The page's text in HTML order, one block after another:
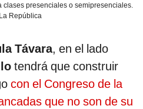
clases presenciales o semipresenciales.
República
Távara, en el lado
tendrá que construir
con el Congreso de la
que no son de su